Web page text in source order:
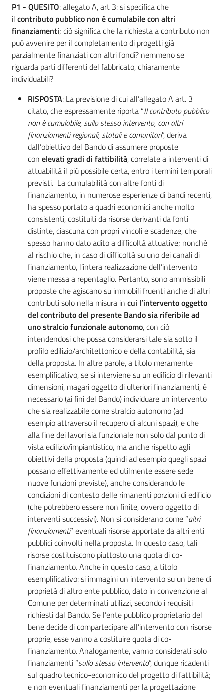
P1 - QUESITO: allegato A, art 3: si specifica che
il contributo pubblico non è cumulabile con altri
finanziamenti; ciò significa che la richiesta a contributo non
può avvenire per il completamento di progetti già
parzialmente finanziati con altri fondi? nemmeno se
riguarda parti differenti del fabbricato, chiaramente
individuabili?
RISPOSTA: La previsione di cui all’allegato A art. 3
citato, che espressamente riporta “Il contributo pubblico
non è cumulabile, sullo stesso intervento, con altri
finanziamenti regionali, statali e comunitari”, deriva
dall’obiettivo del Bando di assumere proposte
con elevati gradi di fattibilità, correlate a interventi di
attuabilità il più possibile certa, entro i termini temporali
previsti. La cumulabilità con altre fonti di
finanziamento, in numerose esperienze di bandi recenti,
ha spesso portato a quadri economici anche molto
consistenti, costituiti da risorse derivanti da fonti
distinte, ciascuna con propri vincoli e scadenze, che
spesso hanno dato adito a difficoltà attuative; nonché
al rischio che, in caso di difficoltà su uno dei canali di
finanziamento, l’intera realizzazione dell’intervento
viene messa a repentaglio. Pertanto, sono ammissibili
proposte che agiscano su immobili fruenti anche di altri
contributi solo nella misura in cui l’intervento oggetto
del contributo del presente Bando sia riferibile ad
uno stralcio funzionale autonomo, con ciò
intendendosi che possa considerarsi tale sia sotto il
profilo edilizio/architettonico e della contabilità, sia
della proposta. In altre parole, a titolo meramente
esemplificativo, se si interviene su un edificio di rilevanti
dimensioni, magari oggetto di ulteriori finanziamenti, è
necessario (ai fini del Bando) individuare un intervento
che sia realizzabile come stralcio autonomo (ad
esempio attraverso il recupero di alcuni spazi), e che
alla fine dei lavori sia funzionale non solo dal punto di
vista edilizio/impiantistico, ma anche rispetto agli
obiettivi della proposta (quindi ad esempio quegli spazi
possano effettivamente ed utilmente essere sede
nuove funzioni previste), anche considerando le
condizioni di contesto delle rimanenti porzioni di edificio
(che potrebbero essere non finite, ovvero oggetto di
interventi successivi). Non si considerano come “altri
finanziamenti” eventuali risorse apportate da altri enti
pubblici coinvolti nella proposta. In questo caso, tali
risorse costituiscono piuttosto una quota di co-
finanziamento. Anche in questo caso, a titolo
esemplificativo: si immagini un intervento su un bene di
proprietà di altro ente pubblico, dato in convenzione al
Comune per determinati utilizzi, secondo i requisiti
richiesti dal Bando. Se l’ente pubblico proprietario del
bene decide di compartecipare all’intervento con risorse
proprie, esse vanno a costituire quota di co-
finanziamento. Analogamente, vanno considerati solo
finanziamenti “sullo stesso intervento”, dunque ricadenti
sul quadro tecnico-economico del progetto di fattibilità;
e non eventuali finanziamenti per la progettazione